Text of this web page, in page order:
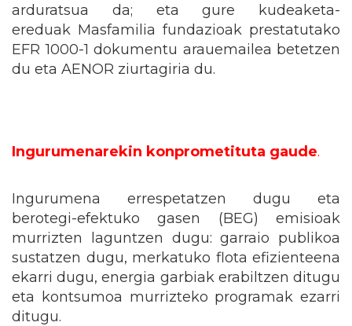
arduratsua da; eta gure kudeaketa-
ereduak Masfamilia fundazioak prestatutako
EFR 1000-1 dokumentu arauemailea betetzen
du eta AENOR ziurtagiria du.
Ingurumenarekin konprometituta gaude.
Ingurumena errespetatzen dugu eta
berotegi-efektuko gasen (BEG) emisioak
murrizten laguntzen dugu: garraio publikoa
sustatzen dugu, merkatuko flota efizienteena
ekarri dugu, energia garbiak erabiltzen ditugu
eta kontsumoa murrizteko programak ezarri
ditugu.